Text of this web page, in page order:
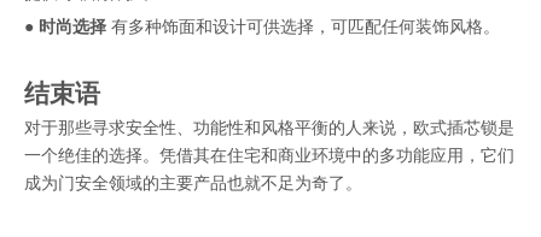
● 时尚选择 有多种饰面和设计可供选择，可匹配任何装饰风格。
结束语
对于那些寻求安全性、功能性和风格平衡的人来说，欧式插芯锁是
一个绝佳的选择。凭借其在住宅和商业环境中的多功能应用，它们
成为门安全领域的主要产品也就不足为奇了。